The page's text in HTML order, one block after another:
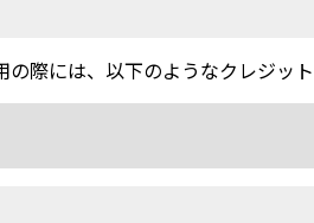
際には、以下のようなクレジット